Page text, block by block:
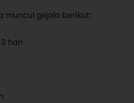
muncul gejala berikut:
hari